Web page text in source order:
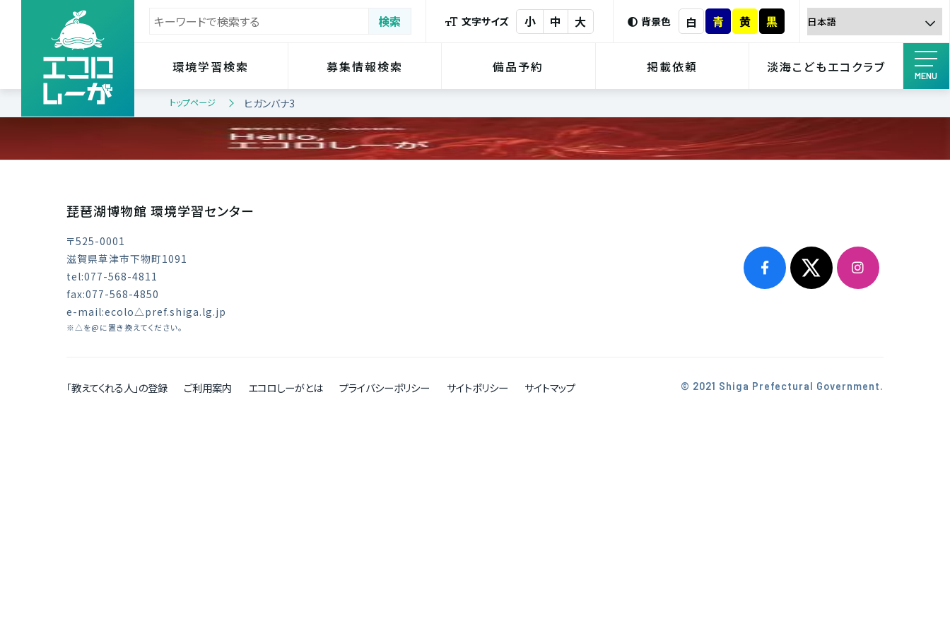
文字サイズ 小 中 大 背景色 白 青 黄 黒
環境学習検索 募集情報検索 備品予約 掲載依頼 淡海こどもエコクラブ
MENU
トップページ ヒガンバナ3
琵琶湖博物館 環境学習センター
〒525-0001
滋賀県草津市下物町1091
tel:077-568-4811
fax:077-568-4850
e-mail:ecolo△pref.shiga.lg.jp
※△を@に置き換えてください。
「教えてくれる人」の登録 ご利用案内 エコロしーがとは プライバシーポリシー サイトポリシー サイトマップ © 2021 Shiga Prefectural Government.